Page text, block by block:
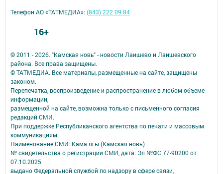
© 2011 - 2026. "Камская новь" - новости Лаишево и Лаишевского
района. Все права защищены.
© ТАТМЕДИА. Все материалы, размещенные на сайте, защищены
законом.
Перепечатка, воспроизведение и распространение в любом объеме
информации,
размещенной на сайте, возможна только с письменного согласия
редакций СМИ.
При поддержке Республиканского агентства по печати и массовым
коммуникациям.
Наименование СМИ: Кама ягы (Камская новь)
№ свидетельства о регистрации СМИ, дата: Эл №ФC 77-90200 от
07.10.2025
выдано Федеральной службой по надзору в сфере связи,
Телефон АО «ТАТМЕДИА»:(843) 222 09 84
16+